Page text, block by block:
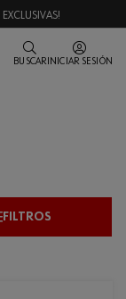
EXCLUSIVAS!
BUSCAR INICIAR SESIÓN
FILTROS